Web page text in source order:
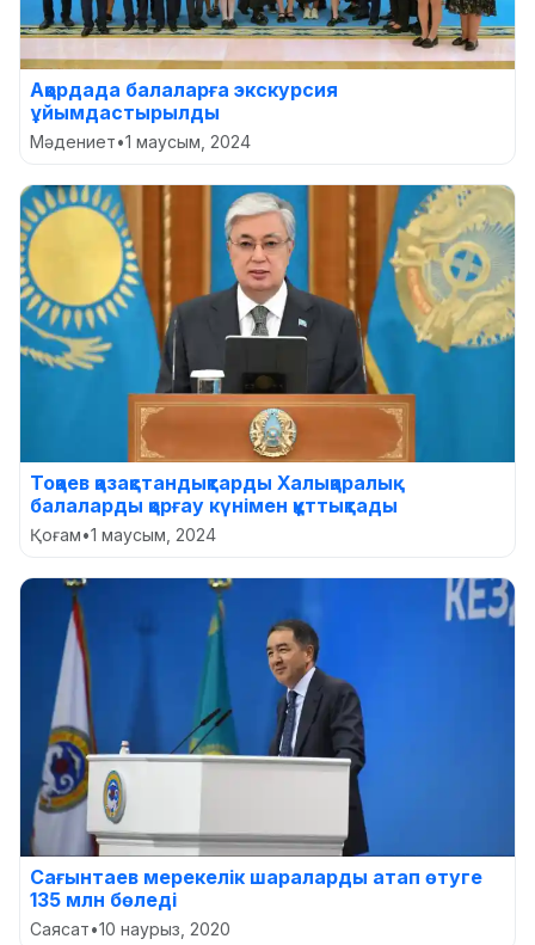
Ақордада балаларға экскурсия
ұйымдастырылды
Мәдениет•1 маусым, 2024
Тоқаев қазақстандықтарды Халықаралық
балаларды қорғау күнімен құттықтады
Қоғам•1 маусым, 2024
Сағынтаев мерекелік шараларды атап өтуге
135 млн бөледі
Саясат•10 наурыз, 2020